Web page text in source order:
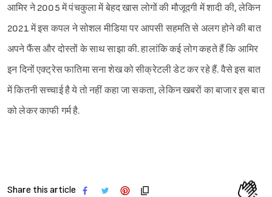
आमिर ने 2005 में पंचकुला में बेहद खास लोगों की मौजूदगी में शादी की, लेकिन
2021 में इस कपल ने सोशल मीडिया पर आपसी सहमति से अलग होने की बात
अपने फैंस और दोस्तों के साथ साझा की. हालांकि कई लोग कहते हैं कि आमिर
इन दिनों एक्ट्रेस फातिमा सना शेख को सीक्रेटली डेट कर रहे हैं. वैसे इस बात
में कितनी सच्चाई है ये तो नहीं कहा जा सकता, लेकिन खबरों का बाजार इस बात
को लेकर काफी गर्म है.
Share this article